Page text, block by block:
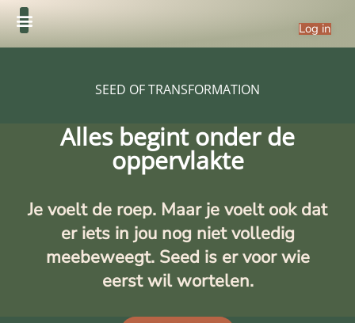
Log in
SEED OF TRANSFORMATION
Alles begint onder de
oppervlakte
Je voelt de roep. Maar je voelt ook dat
er iets in jou nog niet volledig
meebeweegt. Seed is er voor wie
eerst wil wortelen.